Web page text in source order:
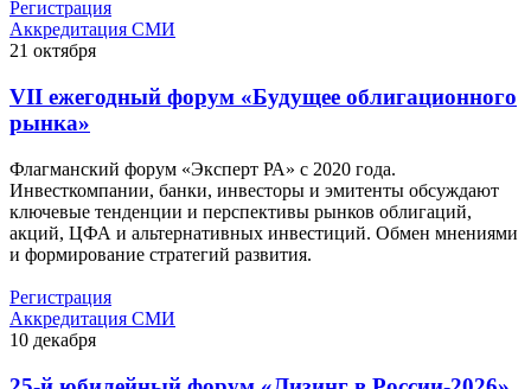
Регистрация
Аккредитация СМИ
21 октября
VII ежегодный форум «Будущее облигационного
рынка»
Флагманский форум «Эксперт РА» с 2020 года.
Инвесткомпании, банки, инвесторы и эмитенты обсуждают
ключевые тенденции и перспективы рынков облигаций,
акций, ЦФА и альтернативных инвестиций. Обмен мнениями
и формирование стратегий развития.
Регистрация
Аккредитация СМИ
10 декабря